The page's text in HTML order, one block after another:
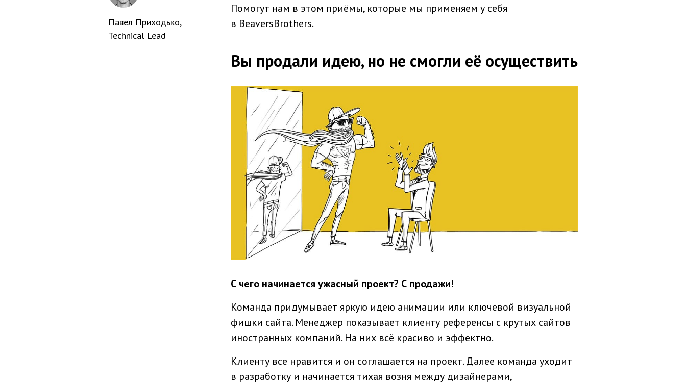
Павел Приходько,
Technical Lead
Помогут нам в этом приёмы, которые мы применяем у себя
в BeaversBrothers.
Вы продали идею, но не смогли её осуществить
С чего начинается ужасный проект? С продажи!
Команда придумывает яркую идею анимации или ключевой визуальной
фишки сайта. Менеджер показывает клиенту референсы с крутых сайтов
иностранных компаний. На них всё красиво и эффектно.
Клиенту все нравится и он соглашается на проект. Далее команда уходит
в разработку и начинается тихая возня между дизайнерами,